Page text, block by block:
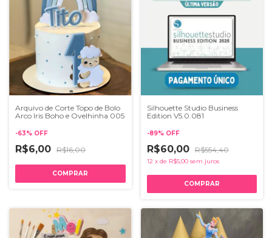
Arquivo de Corte Topo de Bolo
Arco Iris Boho e Ovelhinha 005
-63% OFF
R$6,00 R$16,00
Silhouette Studio Business
Edition V5.0.081
-89% OFF
R$60,00 R$554,40
12 x de R$5,00 sem juros